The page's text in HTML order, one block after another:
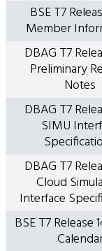
BSE T7
Member
DBAG T7
Preliminary
Notes
DBAG T7
SIMU
DBAG T7
Cloud
Interface
BSE T7 Release